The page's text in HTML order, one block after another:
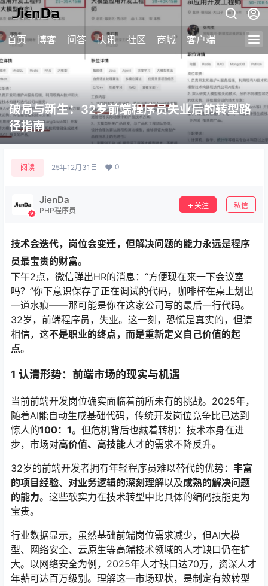
首页 博客 问答 快讯 社区 商城 客户端
破局与新生：32岁前端程序员失业后的转型路
径指南
阅读 25年12月31日 0
JienDa
PHP程序员
关注 私信
技术会迭代，岗位会变迁，但解决问题的能力永远是程序
员最宝贵的财富。
下午2点，微信弹出HR的消息：“方便现在来一下会议室
吗？”你下意识保存了正在调试的代码，咖啡杯在桌上划出
一道水痕——那可能是你在这家公司写的最后一行代码。
32岁，前端程序员，失业。这一刻，恐慌是真实的，但请
相信，这不是职业的终点，而是重新定义自己价值的起
点。
1 认清形势：前端市场的现实与机遇
当前前端开发岗位确实面临着前所未有的挑战。2025年，
随着AI能自动生成基础代码，传统开发岗位竞争比已达到
惊人的100：1。但危机背后也藏着转机：技术本身在进
步，市场对高价值、高技能人才的需求不降反升。
32岁的前端开发者拥有年轻程序员难以替代的优势： 丰富
的项目经验、 对业务逻辑的深刻理解以及成熟的解决问题
的能力。这些软实力在技术转型中比具体的编码技能更为
宝贵。
行业数据显示，虽然基础前端岗位需求减少，但AI大模
型、网络安全、云原生等高端技术领域的人才缺口仍在扩
大。以网络安全为例，2025年人才缺口达70万，资深人才
年薪可达百万级别。理解这一市场现状，是制定有效转型